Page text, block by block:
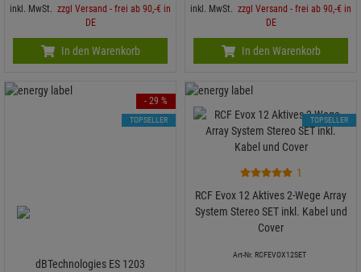
inkl. MwSt. zzgl Versand - frei ab 90,-€ in
DE
In den Warenkorb
inkl. MwSt. zzgl Versand - frei ab 90,-€ in
DE
In den Warenkorb
dBTechnologies ES 1203
- 29 %
TOPSELLER
1
RCF Evox 12 Aktives 2-Wege Array
System Stereo SET inkl. Kabel und
Cover
Art-Nr. RCFEVOX12SET
TOPSELLER